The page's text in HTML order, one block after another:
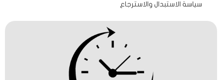
سياسة الاستبدال والاسترجاع